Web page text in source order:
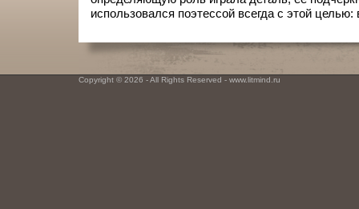
использовался поэтессой всегда с этой целью:
Copyright © 2026 - All Rights Reserved - www.litmind.ru